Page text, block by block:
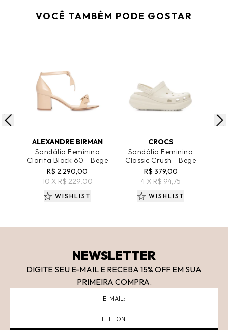
VOCÊ TAMBÉM PODE GOSTAR
ALEXANDRE BIRMAN
Sandália Feminina
Clarita Block 60 - Bege
R$ 2.290,00
10 X R$ 229,00
WISHLIST
CROCS
Sandália Feminina
Classic Crush - Bege
R$ 379,00
4 X R$ 94,75
WISHLIST
NEWSLETTER
DIGITE SEU E-MAIL E RECEBA 15% OFF EM SUA
PRIMEIRA COMPRA.